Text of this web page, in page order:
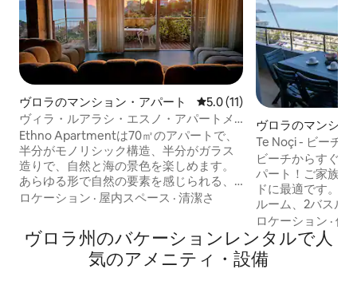
ヴロラのマンション・アパート レビュー11件、5つ星中5.0つ
5.0 (11)
ヴィラ・ルアラシ・エスノ・アパートメ
ント
Ethno Apartmentは70㎡のアパートで、
半分がモノリシック構造、半分がガラス
造りで、自然と海の景色を楽しめます。
あらゆる形で自然の要素を感じられる、
開放的な構造の空間です。アパートまで
階段を上ります。長期滞在にも短期滞在
にも必要なものはすべて揃っています。
フィットネスを重視する方向けに、スプ
ロッセン壁、TRXバンド、バーベル/ダン
ロケーション · 屋内スペース · 清潔さ
ヴロラのマンショ
ト
Te Noçi - ビーチ
ビーチからすぐ
パート！ご家族、
ドに最適です。
ルーム、2バスル
晴らしい海の景
ートバルコニーが
たスペース、強力
速Wi-Fi、地元の
ロケーション ·価
ヴロラ州のバケーションレンタルで人
気のアメニティ・設備